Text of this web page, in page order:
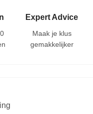
Expert Advice
Maak je klus
gemakkelijker